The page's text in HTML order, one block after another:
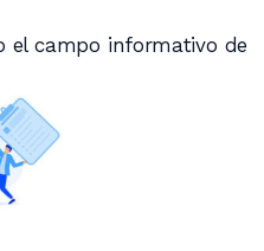
el campo informativo de